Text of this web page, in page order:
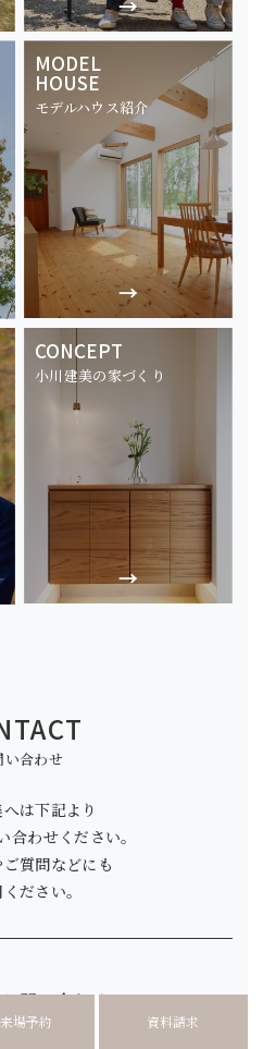
MODEL
HOUSE
モデルハウス紹介
CONCEPT
小川建美の家づくり
い合わせ
は下記より
合わせください。
質問などにも
ださい。
問い合わせ
440-0510
場予約 資料請求